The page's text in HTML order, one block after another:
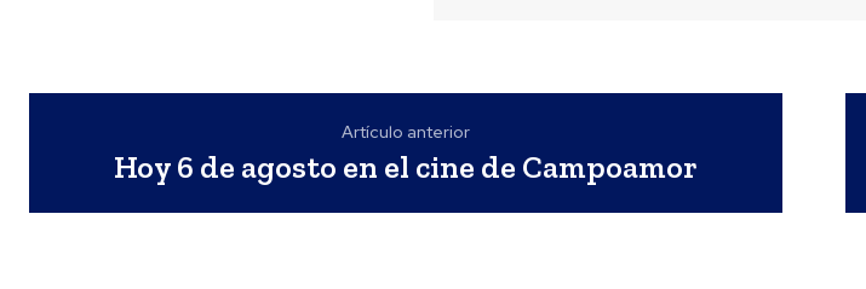
Artículo anterior
Hoy 6 de agosto en el cine de Campoamor